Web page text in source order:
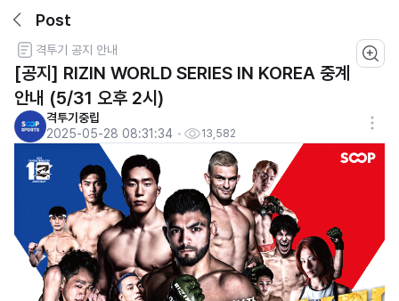
Post
격투기 공지 안내
[공지] RIZIN WORLD SERIES IN KOREA 중계
안내 (5/31 오후 2시)
격투기중립
2025-05-28 08:31:34
13,582